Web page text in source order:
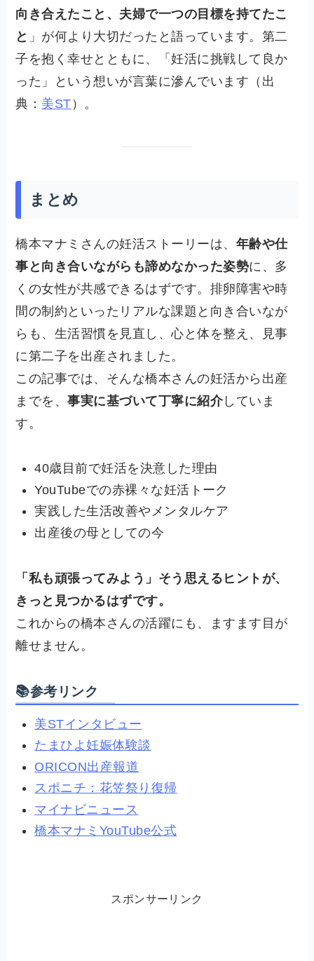
向き合えたこと、夫婦で一つの目標を持てたこ
と 」が何より大切だったと語っています。第二
子を抱く幸せとともに、「妊活に挑戦して良か
った」という想いが言葉に滲んでいます（出
典： 美ST ）。
まとめ
橋本マナミさんの妊活ストーリーは、 年齢や仕
事と向き合いながらも諦めなかった姿勢に、多
くの女性が共感できるはずです。排卵障害や時
間の制約といったリアルな課題と向き合いなが
らも、生活習慣を見直し、心と体を整え、見事
に第二子を出産されました。
この記事では、そんな橋本さんの妊活から出産
までを、事実に基づいて丁寧に紹介していま
す。
40歳目前で妊活を決意した理由
YouTubeでの赤裸々な妊活トーク
実践した生活改善やメンタルケア
出産後の母としての今
「私も頑張ってみよう」そう思えるヒントが、
きっと見つかるはずです。
これからの橋本さんの活躍にも、ますます目が
離せません。
📚参考リンク
美STインタビュー
たまひよ妊娠体験談
ORICON出産報道
スポニチ：花笠祭り復帰
マイナビニュース
橋本マナミYouTube公式
スポンサーリンク